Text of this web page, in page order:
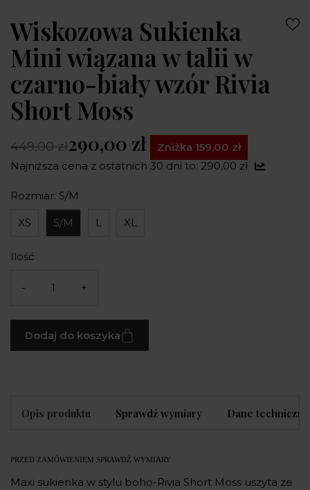
Wiskozowa Sukienka
Mini wiązana w talii w
czarno-biały wzór Rivia
Short Moss
449,00 zł290,00 zł
Zniżka 159,00 zł
Najniższa cena z ostatnich 30 dni to: 290,00 zł
Rozmiar: S/M
XS S/M L XL
Ilość
- +
Dodaj do koszyka
Opis produktu Sprawdź wymiary Dane techniczne
PRZED ZAMÓWIENIEM SPRAWDŹ WYMIARY
Maxi sukienka w stylu boho-Rivia Short Moss uszyta ze